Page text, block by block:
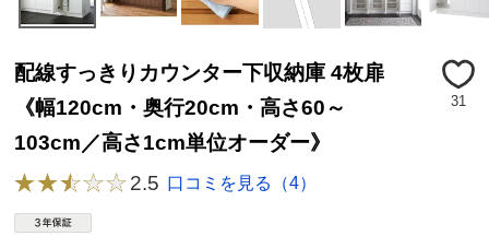
配線すっきりカウンター下収納庫 4枚扉
《幅120cm・奥行20cm・高さ60～
103cm／高さ1cm単位オーダー》
31
2.5 口コミを見る（4）